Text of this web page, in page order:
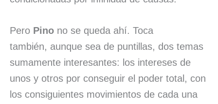
Pero Pino no se queda ahí. Toca
también, aunque sea de puntillas, dos temas
sumamente interesantes: los intereses de
unos y otros por conseguir el poder total, con
los consiguientes movimientos de cada una